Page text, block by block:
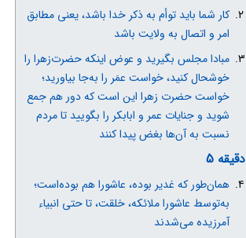
کار شما باید توأم به ذکر خدا باشد، یعنی مطابق
امر و اتصال به ولایت باشد
مبادا مجلس بگیرید و عوض اینکه حضرت‌زهرا را
خوشحال کنید، خواست عمَر را به‌جا بیاورید؛
خواست حضرت زهرا این است که دور هم جمع
شوید و جنایات عمر و ابابکر را بگویید تا مردم
نسبت به آن‌ها بغض پیدا کنند
دقیقه 5
همان‌طور که غدیر بوده‌، عاشورا هم بوده‌است؛
به‌توسط عاشورا ملائکه، خلقت، تا حتی انبیاء
آمرزیده می‌شدند